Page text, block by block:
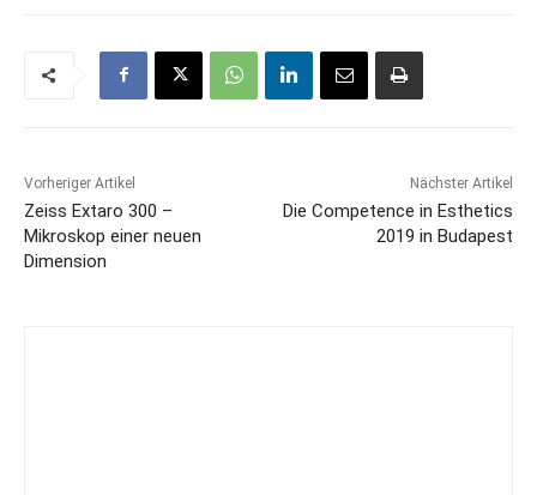
Vorheriger Artikel
Zeiss Extaro 300 –
Mikroskop einer neuen
Dimension
Nächster Artikel
Die Competence in Esthetics
2019 in Budapest